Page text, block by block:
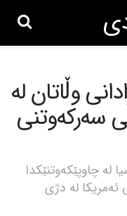
وڵاتان لە
سەرکەوتنی
چاوپێکەوتنێکدا
ئەمریکا لە دژی